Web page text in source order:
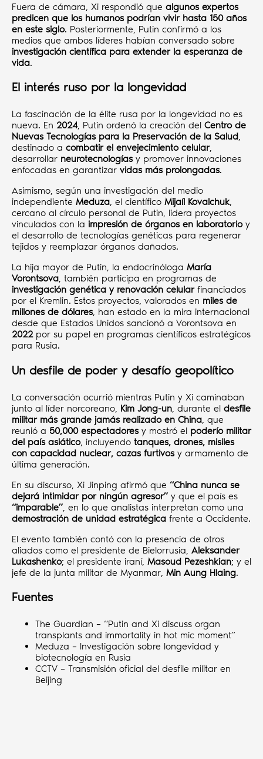
Fuera de cámara, Xi respondió que algunos expertos
predicen que los humanos podrían vivir hasta 150 años
en este siglo. Posteriormente, Putin confirmó a los
medios que ambos líderes habían conversado sobre
investigación científica para extender la esperanza de
vida.
El interés ruso por la longevidad
La fascinación de la élite rusa por la longevidad no es
nueva. En 2024, Putin ordenó la creación del Centro de
Nuevas Tecnologías para la Preservación de la Salud,
destinado a combatir el envejecimiento celular,
desarrollar neurotecnologíasy promover innovaciones
enfocadas en garantizar vidas más prolongadas.
Asimismo, según una investigación del medio
independiente Meduza, el científico Mijaíl Kovalchuk,
cercano al círculo personal de Putin, lidera proyectos
vinculados con la impresión de órganos en laboratorioy
el desarrollo de tecnologías genéticas para regenerar
tejidos y reemplazar órganos dañados.
La hija mayor de Putin, la endocrinóloga María
Vorontsova, también participa en programas de
investigación genética y renovación celularfinanciados
por el Kremlin. Estos proyectos, valorados en miles de
millones de dólares, han estado en la mira internacional
desde que Estados Unidos sancionó a Vorontsova en
2022por su papel en programas científicos estratégicos
para Rusia.
Un desfile de poder y desafío geopolítico
La conversación ocurrió mientras Putin y Xi caminaban
junto al líder norcoreano, Kim Jong-un , durante el desfile
militar más grande jamás realizado en China , que
reunió a 50,000 espectadoresy mostró el poderío militar
del país asiático, incluyendo tanques, drones, misiles
con capacidad nuclear, cazas furtivosy armamento de
última generación.
En su discurso, Xi Jinping afirmó que “China nunca se
dejará intimidar por ningún agresor” y que el país es
“imparable” , en lo que analistas interpretan como una
demostración de unidad estratégica frente a Occidente.
El evento también contó con la presencia de otros
aliados como el presidente de Bielorrusia, Aleksander
Lukashenko; el presidente iraní, Masoud Pezeshkian; y el
jefe de la junta militar de Myanmar, Min Aung Hlaing.
Fuentes
The Guardian – “Putin and Xi discuss organ
transplants and immortality in hot mic moment”
Meduza – Investigación sobre longevidad y
biotecnología en Rusia
CCTV – Transmisión oficial del desfile militar en
Beijing